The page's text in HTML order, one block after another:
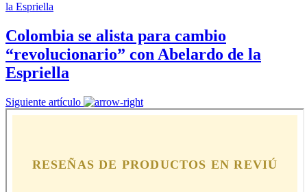
Colombia se alista para cambio
“revolucionario” con Abelardo de la
Espriella
Siguiente artículo